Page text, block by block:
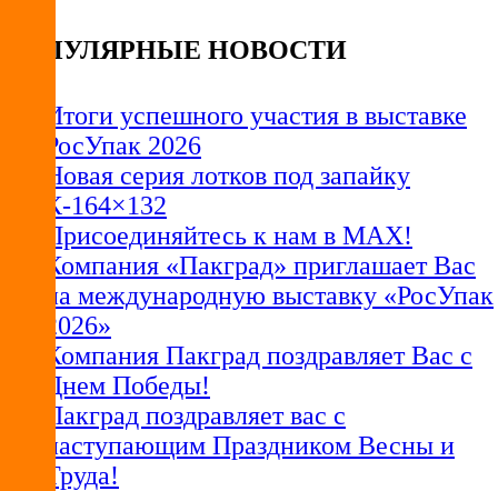
ПОПУЛЯРНЫЕ НОВОСТИ
Итоги успешного участия в выставке
РосУпак 2026
Новая серия лотков под запайку
К-164×132
Присоединяйтесь к нам в MAX!
Компания «Пакград» приглашает Вас
на международную выставку «РосУпак
2026»
Компания Пакград поздравляет Вас с
Днем Победы!
Пакград поздравляет вас с
наступающим Праздником Весны и
Труда!